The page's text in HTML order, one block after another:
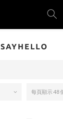
SAYHELLO
每頁顯示 48